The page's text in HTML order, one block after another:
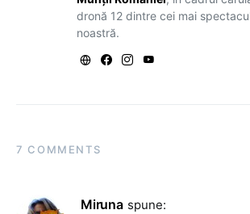
dronă 12 dintre cei mai
noastră.
7 COMMENTS
Miruna spune: